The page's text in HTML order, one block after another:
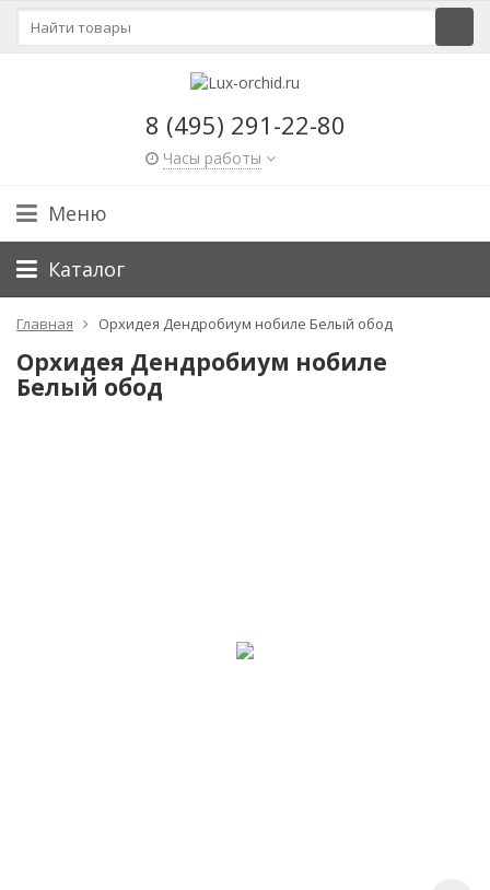
8 (495) 291-22-80
Часы работы
Меню
Каталог
Главная Орхидея Дендробиум нобиле Белый обод
Орхидея Дендробиум нобиле
Белый обод